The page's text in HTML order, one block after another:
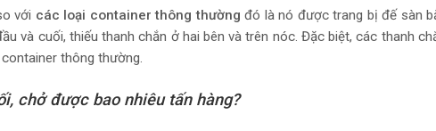
với các loại container thông thường đó là nó được trang bị đế sàn
và cuối, thiếu thanh chắn ở hai bên và trên nóc. Đặc biệt, các thanh
thông thường.
chở được bao nhiêu tấn hàng?